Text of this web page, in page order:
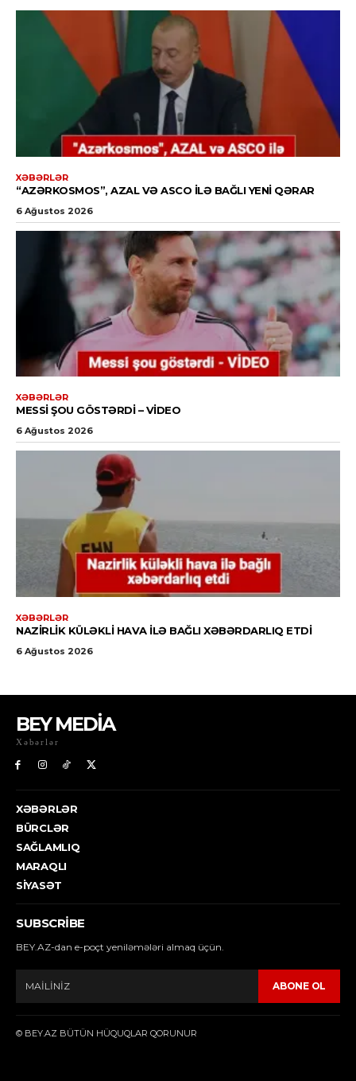
BEY MEDİA
Xəbərlər
XƏBƏRLƏR
BÜRCLƏR
SAĞLAMLIQ
MARAQLI
SIYASƏT
SUBSCRIBE
BEY.AZ-dan e-poçt yeniləmələri almaq üçün.
ABONE OL
© BEY.AZ BÜTÜN HÜQUQLAR QORUNUR